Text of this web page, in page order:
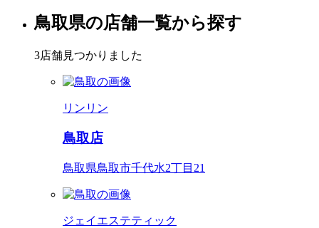
鳥取県の店舗一覧から探す
3店舗見つかりました
リンリン
鳥取店
鳥取県鳥取市千代水2丁目21
ジェイエステティック